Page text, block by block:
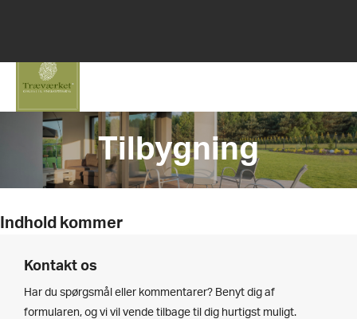
Tilbygning
Indhold kommer
Kontakt os
Har du spørgsmål eller kommentarer? Benyt dig af
formularen, og vi vil vende tilbage til dig hurtigst muligt.